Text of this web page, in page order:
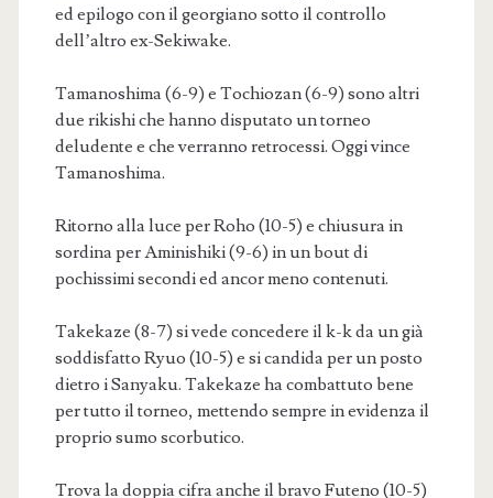
ed epilogo con il georgiano sotto il controllo
dell’altro ex-Sekiwake.
Tamanoshima (6-9) e Tochiozan (6-9) sono altri
due rikishi che hanno disputato un torneo
deludente e che verranno retrocessi. Oggi vince
Tamanoshima.
Ritorno alla luce per Roho (10-5) e chiusura in
sordina per Aminishiki (9-6) in un bout di
pochissimi secondi ed ancor meno contenuti.
Takekaze (8-7) si vede concedere il k-k da un già
soddisfatto Ryuo (10-5) e si candida per un posto
dietro i Sanyaku. Takekaze ha combattuto bene
per tutto il torneo, mettendo sempre in evidenza il
proprio sumo scorbutico.
Trova la doppia cifra anche il bravo Futeno (10-5)